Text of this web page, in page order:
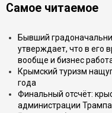
Самое читаемое
Бывший
утверждает, что в его
вообще и бизнес
Крымский туризм
года
Финальный отсчёт:
администрации Трампа